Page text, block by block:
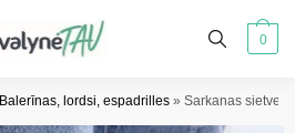
0
Balerīnas, lordsi, espadrilles » Sarkanas